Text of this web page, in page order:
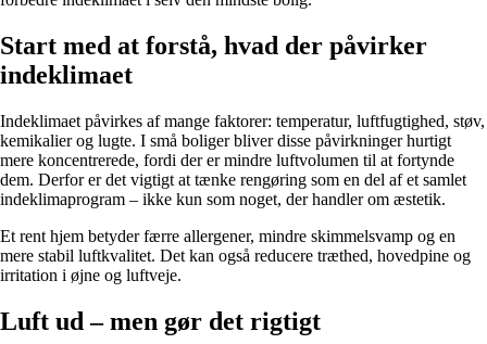
Start med at forstå, hvad der påvirker
indeklimaet
Indeklimaet påvirkes af mange faktorer: temperatur, luftfugtighed, støv,
kemikalier og lugte. I små boliger bliver disse påvirkninger hurtigt
mere koncentrerede, fordi der er mindre luftvolumen til at fortynde
dem. Derfor er det vigtigt at tænke rengøring som en del af et samlet
indeklimaprogram – ikke kun som noget, der handler om æstetik.
Et rent hjem betyder færre allergener, mindre skimmelsvamp og en
mere stabil luftkvalitet. Det kan også reducere træthed, hovedpine og
irritation i øjne og luftveje.
Luft ud – men gør det rigtigt